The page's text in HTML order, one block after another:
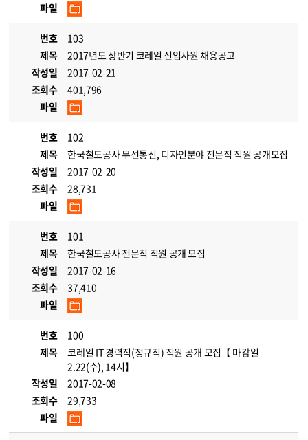
파일
번호
103
제목
2017년도 상반기 코레일 신입사원 채용공고
작성일
2017-02-21
조회수
401,796
파일
번호
102
제목
한국철도공사 무선통신, 디자인분야 전문직 직원 공개모집
작성일
2017-02-20
조회수
28,731
파일
번호
101
제목
한국철도공사 전문직 직원 공개 모집
작성일
2017-02-16
조회수
37,410
파일
번호
100
제목
코레일 IT 경력직(정규직) 직원 공개 모집【 마감일
2.22(수), 14시】
작성일
2017-02-08
조회수
29,733
파일